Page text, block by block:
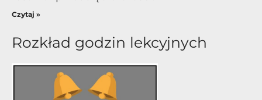
Czytaj »
Rozkład godzin lekcyjnych